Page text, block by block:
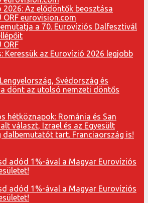
2026: Az elődöntők beosztása
a 70. Eurovíziós Dalfesztivál
Keressük az Eurovízió 2026 legjobb
Svédország és
dönt az utolsó nemzeti döntős
hétköznapok: Románia és San
választ, Izrael és az Egyesült
dalbemutatót tart. Franciaország is!
adód 1%-ával a Magyar Eurovíziós
adód 1%-ával a Magyar Eurovíziós